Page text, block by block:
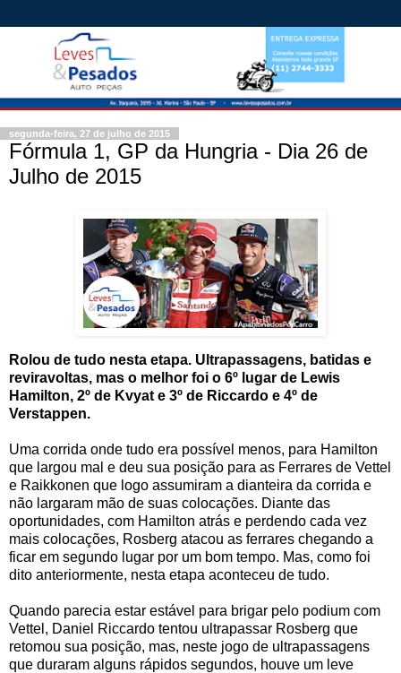
segunda-feira, 27 de julho de 2015
Fórmula 1, GP da Hungria - Dia 26 de
Julho de 2015
Rolou de tudo nesta etapa. Ultrapassagens, batidas e
reviravoltas, mas o melhor foi o 6º lugar de Lewis
Hamilton, 2º de Kvyat e 3º de Riccardo e 4º de
Verstappen.
Uma corrida onde tudo era possível menos, para Hamilton
que largou mal e deu sua posição para as Ferrares de Vettel
e Raikkonen que logo assumiram a dianteira da corrida e
não largaram mão de suas colocações. Diante das
oportunidades, com Hamilton atrás e perdendo cada vez
mais colocações, Rosberg atacou as ferrares chegando a
ficar em segundo lugar por um bom tempo. Mas, como foi
dito anteriormente, nesta etapa aconteceu de tudo.
Quando parecia estar estável para brigar pelo podium com
Vettel, Daniel Riccardo tentou ultrapassar Rosberg que
retomou sua posição, mas, neste jogo de ultrapassagens
que duraram alguns rápidos segundos, houve um leve